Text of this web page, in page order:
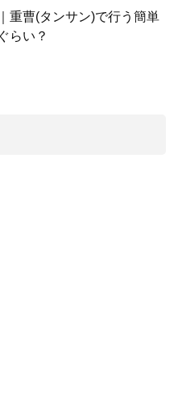
重曹(タンサン)で行う簡単
らい？